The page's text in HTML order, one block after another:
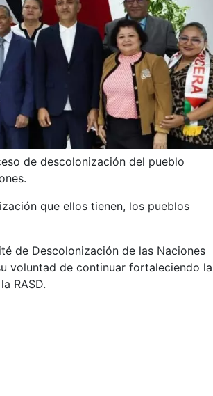
de descolonización del pueblo
que ellos tienen, los pueblos
de Descolonización de las Naciones
voluntad de continuar fortaleciendo la
RASD.